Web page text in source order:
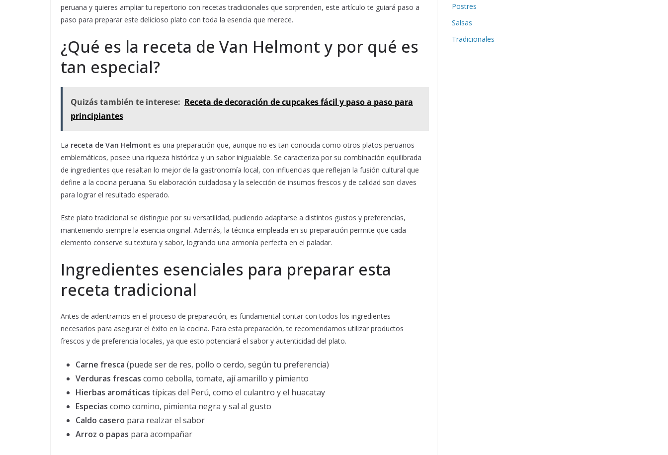
peruana y quieres ampliar tu repertorio con recetas tradicionales que sorprenden, este artículo te guiará paso a
paso para preparar este delicioso plato con toda la esencia que merece.
¿Qué es la receta de Van Helmont y por qué es
tan especial?
Quizás también te interese: Receta de decoración de cupcakes fácil y paso a paso para
principiantes
La receta de Van Helmont es una preparación que, aunque no es tan conocida como otros platos peruanos
emblemáticos, posee una riqueza histórica y un sabor inigualable. Se caracteriza por su combinación equilibrada
de ingredientes que resaltan lo mejor de la gastronomía local, con influencias que reflejan la fusión cultural que
define a la cocina peruana. Su elaboración cuidadosa y la selección de insumos frescos y de calidad son claves
para lograr el resultado esperado.
Este plato tradicional se distingue por su versatilidad, pudiendo adaptarse a distintos gustos y preferencias,
manteniendo siempre la esencia original. Además, la técnica empleada en su preparación permite que cada
elemento conserve su textura y sabor, logrando una armonía perfecta en el paladar.
Ingredientes esenciales para preparar esta
receta tradicional
Antes de adentrarnos en el proceso de preparación, es fundamental contar con todos los ingredientes
necesarios para asegurar el éxito en la cocina. Para esta preparación, te recomendamos utilizar productos
frescos y de preferencia locales, ya que esto potenciará el sabor y autenticidad del plato.
Carne fresca (puede ser de res, pollo o cerdo, según tu preferencia)
Verduras frescas como cebolla, tomate, ají amarillo y pimiento
Hierbas aromáticas típicas del Perú, como el culantro y el huacatay
Especias como comino, pimienta negra y sal al gusto
Caldo casero para realzar el sabor
Arroz o papas para acompañar
Postres
Salsas
Tradicionales